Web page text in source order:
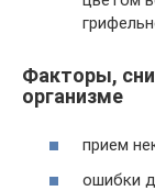
Факторы,
организме
прием
ошибки